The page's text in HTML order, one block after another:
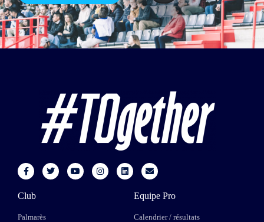
Club
Palmarès
Equipe Pro
Calendrier / résultats